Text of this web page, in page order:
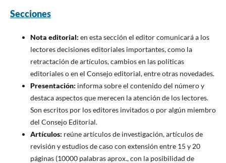
Secciones
Nota editorial: en esta sección el editor comunicará a los
lectores decisiones editoriales importantes, como la
retractación de artículos, cambios en las políticas
editoriales o en el Consejo editorial, entre otras novedades.
Presentación: informa sobre el contenido del número y
destaca aspectos que merecen la atención de los lectores.
Son escritos por los editores invitados o por algún miembro
del Consejo Editorial.
Artículos: reúne artículos de investigación, artículos de
revisión y estudios de caso con extensión entre 15 y 20
páginas (10000 palabras aprox., con la posibilidad de